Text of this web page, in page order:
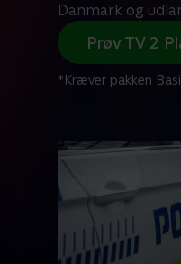
Danmark og
Prøv TV 2
*Kræver pakken